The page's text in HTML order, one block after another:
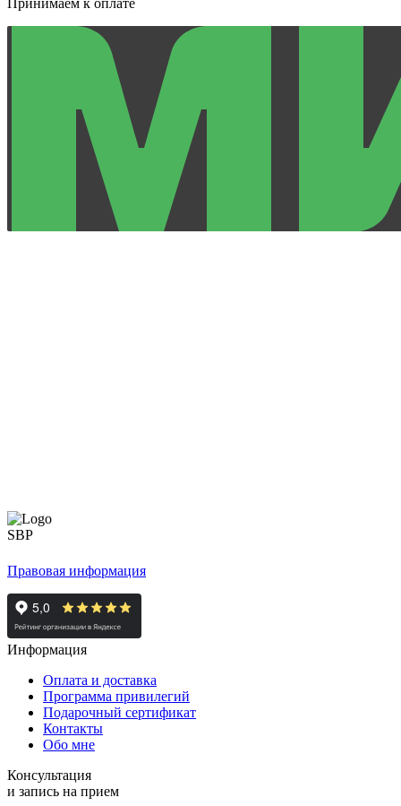
Правовая информация
Информация
Оплата и доставка
Программа привилегий
Подарочный сертификат
Контакты
Обо мне
Консультация
и запись на прием